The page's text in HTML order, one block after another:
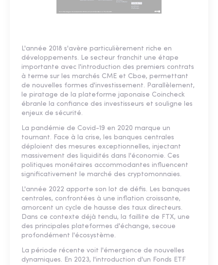
L'année 2018 s'avère particulièrement riche en
développements. Le secteur franchit une étape
importante avec l'introduction des premiers contrats
à terme sur les marchés CME et Cboe, permettant
de nouvelles formes d'investissement. Parallèlement,
le piratage de la plateforme japonaise Coincheck
ébranle la confiance des investisseurs et souligne les
enjeux de sécurité.
La pandémie de Covid-19 en 2020 marque un
tournant. Face à la crise, les banques centrales
déploient des mesures exceptionnelles, injectant
massivement des liquidités dans l'économie. Ces
politiques monétaires accommodantes influencent
significativement le marché des cryptomonnaies.
L'année 2022 apporte son lot de défis. Les banques
centrales, confrontées à une inflation croissante,
amorcent un cycle de hausse des taux directeurs.
Dans ce contexte déjà tendu, la faillite de FTX, une
des principales plateformes d'échange, secoue
profondément l'écosystème.
La période récente voit l'émergence de nouvelles
dynamiques. En 2023, l'introduction d'un Fonds ETF